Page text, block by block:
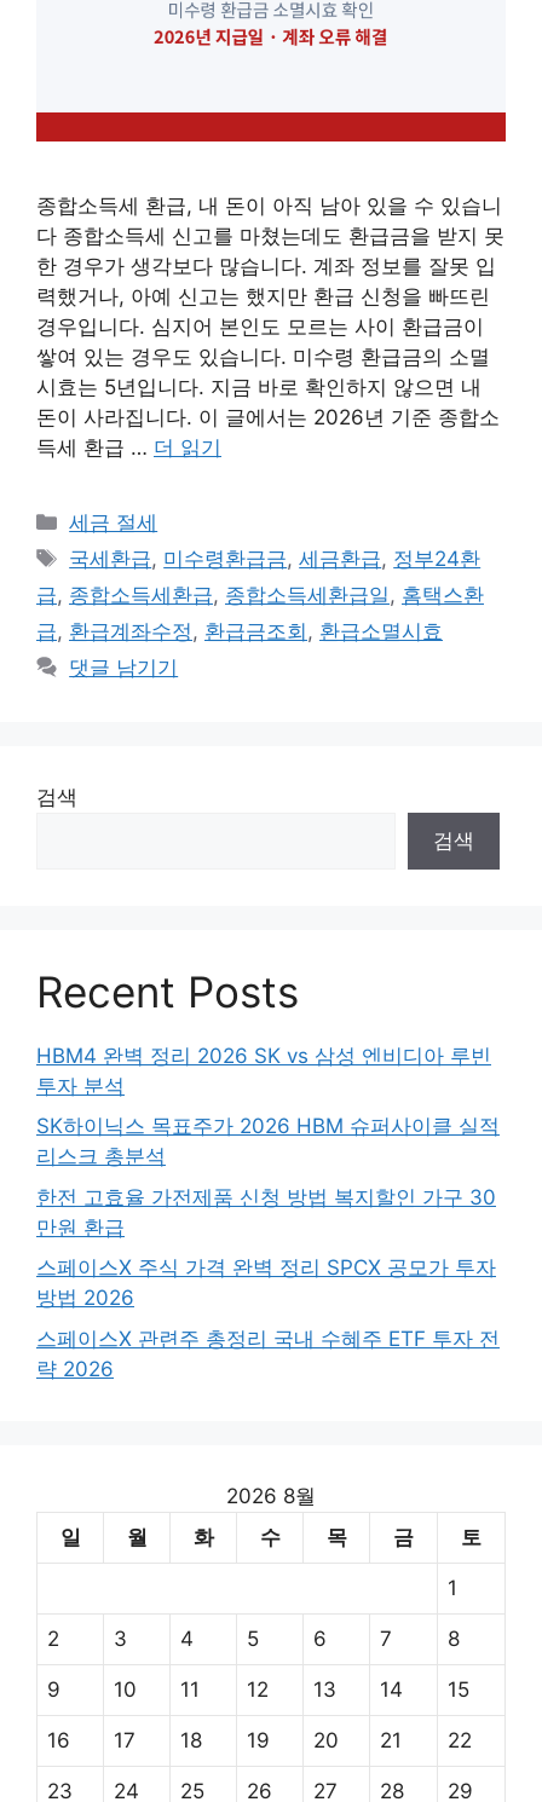
종합소득세 환급, 내 돈이 아직 남아 있을 수 있습니
다 종합소득세 신고를 마쳤는데도 환급금을 받지 못
한 경우가 생각보다 많습니다. 계좌 정보를 잘못 입
력했거나, 아예 신고는 했지만 환급 신청을 빠뜨린
경우입니다. 심지어 본인도 모르는 사이 환급금이
쌓여 있는 경우도 있습니다. 미수령 환급금의 소멸
시효는 5년입니다. 지금 바로 확인하지 않으면 내
돈이 사라집니다. 이 글에서는 2026년 기준 종합소
득세 환급 … 더 읽기
카
테
고
리
세금 절세
태
그
국세환급, 미수령환급금,세금환급, 정부24환
급, 종합소득세환급, 종합소득세환급일 , 홈택스환
급, 환급계좌수정 , 환급금조회 , 환급소멸시효
댓글 남기기
검색
검색
Recent Posts
HBM4 완벽 정리 2026 SK vs 삼성 엔비디아 루빈
투자 분석
SK하이닉스 목표주가 2026 HBM 슈퍼사이클 실적
리스크 총분석
한전 고효율 가전제품 신청 방법 복지할인 가구 30
만원 환급
스페이스X 주식 가격 완벽 정리 SPCX 공모가 투자
방법 2026
스페이스X 관련주 총정리 국내 수혜주 ETF 투자 전
략 2026
2026 8월
일
월 화 수 목 금 토
1
2 3 4 5 6 7 8
9 10 11 12 13 14 15
16 17 18 19 20 21 22
23 24 25 26 27 28 29